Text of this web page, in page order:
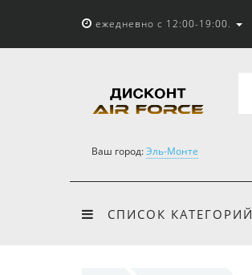
ежедневно с 12:00-19:00.
Ваш город:Эль-Монте
СПИСОК КАТЕГОРИЙ